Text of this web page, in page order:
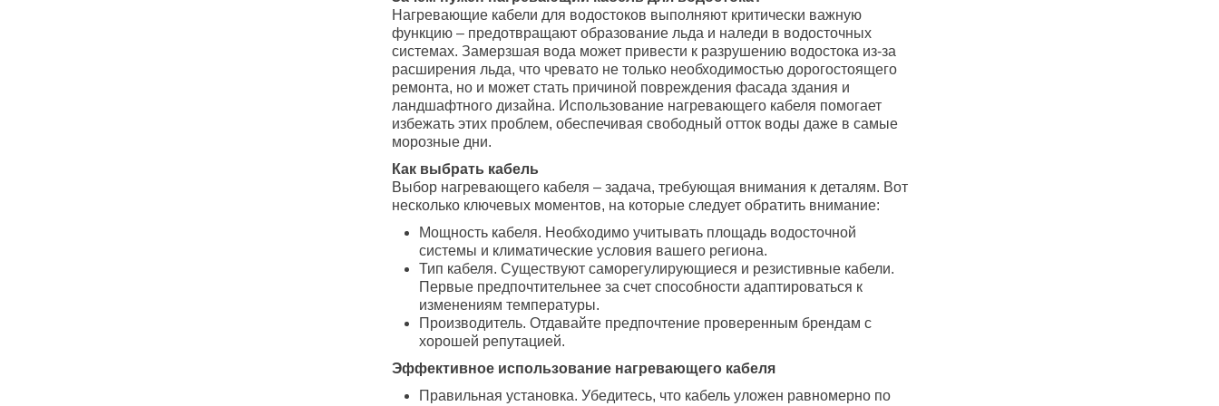
Нагревающие кабели для водостоков выполняют критически важную
функцию – предотвращают образование льда и наледи в водосточных
системах. Замерзшая вода может привести к разрушению водостока из-за
расширения льда, что чревато не только необходимостью дорогостоящего
ремонта, но и может стать причиной повреждения фасада здания и
ландшафтного дизайна. Использование нагревающего кабеля помогает
избежать этих проблем, обеспечивая свободный отток воды даже в самые
морозные дни.
Как выбрать кабель
Выбор нагревающего кабеля – задача, требующая внимания к деталям. Вот
несколько ключевых моментов, на которые следует обратить внимание:
Мощность кабеля. Необходимо учитывать площадь водосточной
системы и климатические условия вашего региона.
Тип кабеля. Существуют саморегулирующиеся и резистивные кабели.
Первые предпочтительнее за счет способности адаптироваться к
изменениям температуры.
Производитель. Отдавайте предпочтение проверенным брендам с
хорошей репутацией.
Эффективное использование нагревающего кабеля
Правильная установка. Убедитесь, что кабель уложен равномерно по